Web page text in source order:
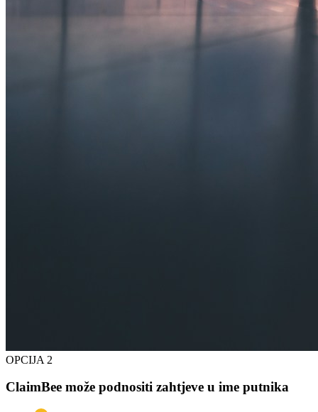
OPCIJA 2
ClaimBee može podnositi zahtjeve u ime putnika